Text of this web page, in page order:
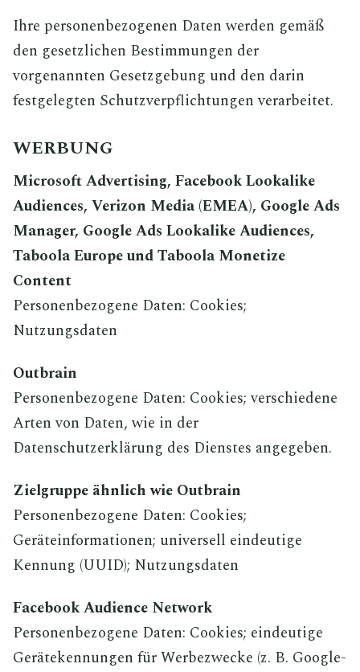
Ihre personenbezogenen Daten werden gemäß
den gesetzlichen Bestimmungen der
vorgenannten Gesetzgebung und den darin
festgelegten Schutzverpflichtungen verarbeitet.
WERBUNG
Microsoft Advertising, Facebook Lookalike
Audiences, Verizon Media (EMEA), Google Ads
Manager, Google Ads Lookalike Audiences,
Taboola Europe und Taboola Monetize
Content
Personenbezogene Daten: Cookies;
Nutzungsdaten
Outbrain
Personenbezogene Daten: Cookies; verschiedene
Arten von Daten, wie in der
Datenschutzerklärung des Dienstes angegeben.
Zielgruppe ähnlich wie Outbrain
Personenbezogene Daten: Cookies;
Geräteinformationen; universell eindeutige
Kennung (UUID); Nutzungsdaten
Facebook Audience Network
Personenbezogene Daten: Cookies; eindeutige
Gerätekennungen für Werbezwecke (z. B. Google-